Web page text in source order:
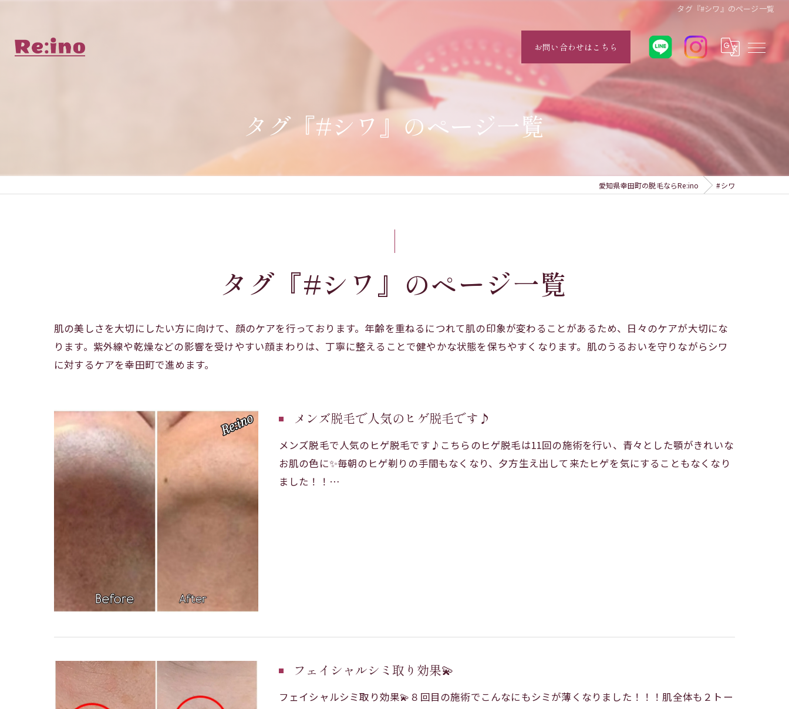
タグ『#シワ』のページ一覧
お問い合わせはこちら
タグ『#シワ』のページ一覧
愛知県幸田町の脱毛ならRe:ino #シワ
タグ『#シワ』のページ一覧
肌の美しさを大切にしたい方に向けて、顔のケアを行っております。年齢を重ねるにつれて肌の印象が変わることがあるため、日々のケアが大切にな
ります。紫外線や乾燥などの影響を受けやすい顔まわりは、丁寧に整えることで健やかな状態を保ちやすくなります。肌のうるおいを守りながらシワ
に対するケアを幸田町で進めます。
メンズ脱毛で人気のヒゲ脱毛です♪
メンズ脱毛で人気のヒゲ脱毛です♪こちらのヒゲ脱毛は11回の施術を行い、青々とした顎がきれいな
お肌の色に✨毎朝のヒゲ剃りの手間もなくなり、夕方生え出して来たヒゲを気にすることもなくなり
ました！！…
フェイシャルシミ取り効果💫
フェイシャルシミ取り効果💫８回目の施術でこんなにもシミが薄くなりました！！！肌全体も２トー